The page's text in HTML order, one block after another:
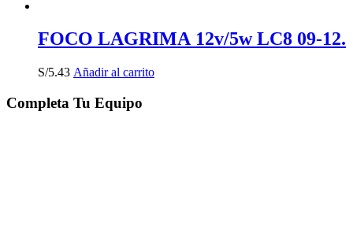
FOCO LAGRIMA 12v/5w LC8 09-12.
S/5.43 Añadir al carrito
Completa Tu Equipo